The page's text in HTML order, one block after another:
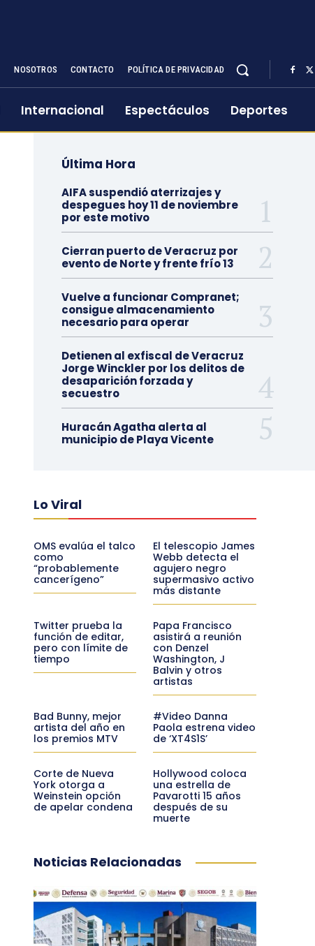
NOSOTROS CONTACTO POLÍTICA DE PRIVACIDAD
Internacional Espectáculos Deportes
Última Hora
AIFA suspendió aterrizajes y
despegues hoy 11 de noviembre
por este motivo
Cierran puerto de Veracruz por
evento de Norte y frente frío 13
Vuelve a funcionar Compranet;
consigue almacenamiento
necesario para operar
Detienen al exfiscal de Veracruz
Jorge Winckler por los delitos de
desaparición forzada y
secuestro
Huracán Agatha alerta al
municipio de Playa Vicente
Lo Viral
OMS evalúa el talco
como
“probablemente
cancerígeno”
El telescopio James
Webb detecta el
agujero negro
supermasivo activo
más distante
Twitter prueba la
función de editar,
pero con límite de
tiempo
Papa Francisco
asistirá a reunión
con Denzel
Washington, J
Balvin y otros
artistas
Bad Bunny, mejor
artista del año en
los premios MTV
#Video Danna
Paola estrena video
de ‘XT4S1S’
Corte de Nueva
York otorga a
Weinstein opción
de apelar condena
Hollywood coloca
una estrella de
Pavarotti 15 años
después de su
muerte
Noticias Relacionadas